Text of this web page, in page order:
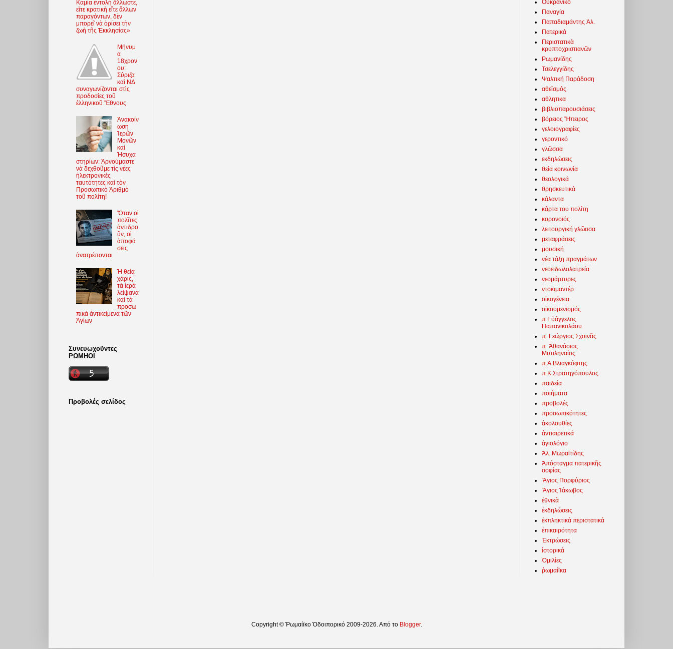
Καμία ἐντολὴ ἄλλωστε,
εἴτε κρατικὴ εἴτε ἄλλων
παραγόντων, δὲν
μπορεῖ νὰ ὁρίσει τὴν
ζωὴ τῆς Ἐκκλησίας»
Μήνυμ
α
18χρον
ου:
Σύριζα
καὶ ΝΔ
συναγωνίζονται στὶς
προδοσίες τοῦ
ἑλληνικοῦ Ἔθνους
Ἀνακοίν
ωση
Ἱερῶν
Μονῶν
καὶ
Ἡσυχα
στηρίων: Ἀρνούμαστε
νὰ δεχθοῦμε τὶς νέες
ἠλεκτρονικὲς
ταυτότητες καὶ τὸν
Προσωπικὸ Ἀριθμὸ
τοῦ πολίτη!
Ὅταν οἱ
πολῖτες
ἀντιδρο
ῦν, οἱ
ἀποφά
σεις
ἀνατρέπονται
Ἡ θεία
χάρις,
τὰ ἱερὰ
λείψανα
καὶ τὰ
προσω
πικὰ ἀντικείμενα τῶν
Ἁγίων
Συνευωχοῦντες
ΡΩΜΗΟΙ
Προβολές σελίδος
Οὐκρανικό
Παναγία
Παπαδιαμάντης Ἀλ.
Πατερικά
Περιστατικὰ
κρυπτοχριστιανῶν
Ρωμανίδης
Τσελεγγίδης
Ψαλτική Παράδοση
αθεϊσμός
αθλητικα
βιβλιοπαρουσιάσεις
βόρειος Ἤπειρος
γελοιογραφίες
γεροντικό
γλῶσσα
εκδηλώσεις
θεία κοινωνία
θεολογικά
θρησκευτικά
κάλαντα
κάρτα του πολίτη
κορονοϊός
λειτουργική γλῶσσα
μεταφράσεις
μουσική
νέα τάξη πραγμάτων
νεοειδωλολατρεία
νεομάρτυρες
ντοκιμαντέρ
οἰκογένεια
οἰκουμενισμός
π Εὐάγγελος
Παπανικολάου
π. Γεώργιος Σχοινᾶς
π. Ἀθανάσιος
Μυτιληναίος
π.Α.Βλιαγκόφτης
π.Κ.Στρατηγόπουλος
παιδεία
ποιήματα
προβολές
προσωπικότητες
ἀκολουθίες
ἀντιαιρετικά
ἁγιολόγιο
Ἀλ. Μωραϊτίδης
Ἀπόσταγμα πατερικῆς
σοφίας
Ἅγιος Πορφύριος
Ἅγιος Ἰάκωβος
ἐθνικὰ
ἐκδηλώσεις
ἐκπληκτικά περιστατικά
ἐπικαιρότητα
Ἐκτρώσεις
ἱστορικά
Ὁμιλίες
ῥωμαίϊκα
Copyright © Ῥωμαίϊκο Ὁδοιπορικό 2009-2026. Από το Blogger.